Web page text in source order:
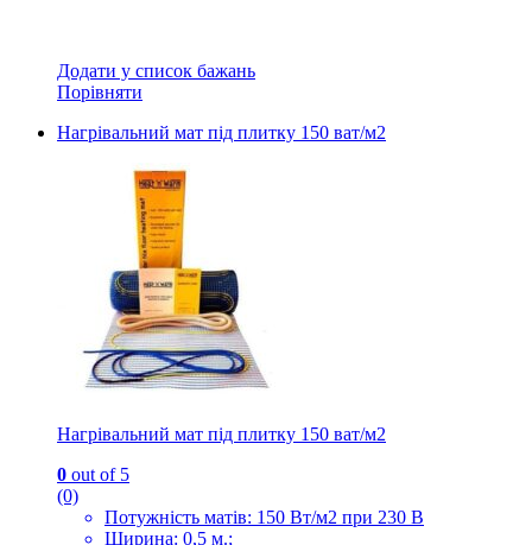
Додати у список бажань
Порівняти
Нагрівальний мат під плитку 150 ват/м2
Нагрівальний мат під плитку 150 ват/м2
0 out of 5
(0)
Потужність матів: 150 Вт/м2 при 230 В
Ширина: 0,5 м.;